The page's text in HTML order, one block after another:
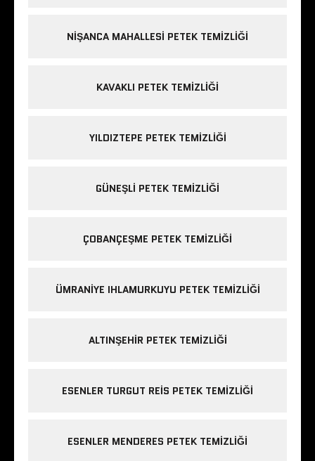
NIŞANCA MAHALLESI PETEK TEMIZLIĞI
KAVAKLI PETEK TEMIZLIĞI
YILDIZTEPE PETEK TEMIZLIĞI
GÜNEŞLI PETEK TEMIZLIĞI
ÇOBANÇEŞME PETEK TEMIZLIĞI
ÜMRANIYE IHLAMURKUYU PETEK TEMIZLIĞI
ALTINŞEHIR PETEK TEMIZLIĞI
ESENLER TURGUT REIS PETEK TEMIZLIĞI
ESENLER MENDERES PETEK TEMIZLIĞI